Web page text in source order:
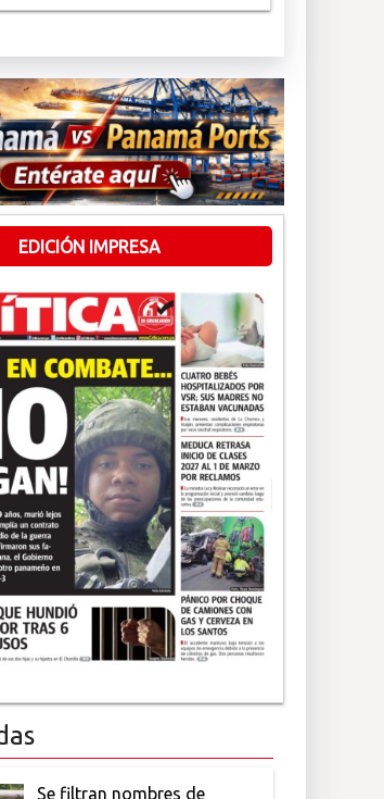
EDICIÓN IMPRESA
Se filtran nombres de